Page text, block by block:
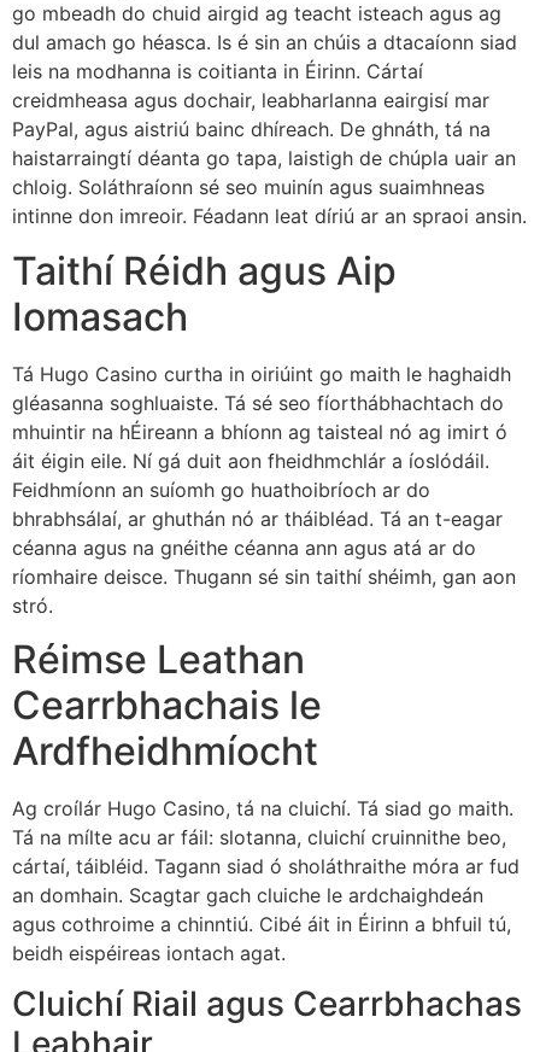
go mbeadh do chuid airgid ag teacht isteach agus ag
dul amach go héasca. Is é sin an chúis a dtacaíonn siad
leis na modhanna is coitianta in Éirinn. Cártaí
creidmheasa agus dochair, leabharlanna eairgisí mar
PayPal, agus aistriú bainc dhíreach. De ghnáth, tá na
haistarraingtí déanta go tapa, laistigh de chúpla uair an
chloig. Soláthraíonn sé seo muinín agus suaimhneas
intinne don imreoir. Féadann leat díriú ar an spraoi ansin.
Taithí Réidh agus Aip
Iomasach
Tá Hugo Casino curtha in oiriúint go maith le haghaidh
gléasanna soghluaiste. Tá sé seo fíorthábhachtach do
mhuintir na hÉireann a bhíonn ag taisteal nó ag imirt ó
áit éigin eile. Ní gá duit aon fheidhmchlár a íoslódáil.
Feidhmíonn an suíomh go huathoibríoch ar do
bhrabhsálaí, ar ghuthán nó ar tháibléad. Tá an t-eagar
céanna agus na gnéithe céanna ann agus atá ar do
ríomhaire deisce. Thugann sé sin taithí shéimh, gan aon
stró.
Réimse Leathan
Cearrbhachais le
Ardfheidhmíocht
Ag croílár Hugo Casino, tá na cluichí. Tá siad go maith.
Tá na mílte acu ar fáil: slotanna, cluichí cruinnithe beo,
cártaí, táibléid. Tagann siad ó sholáthraithe móra ar fud
an domhain. Scagtar gach cluiche le ardchaighdeán
agus cothroime a chinntiú. Cibé áit in Éirinn a bhfuil tú,
beidh eispéireas iontach agat.
Cluichí Riail agus Cearrbhachas